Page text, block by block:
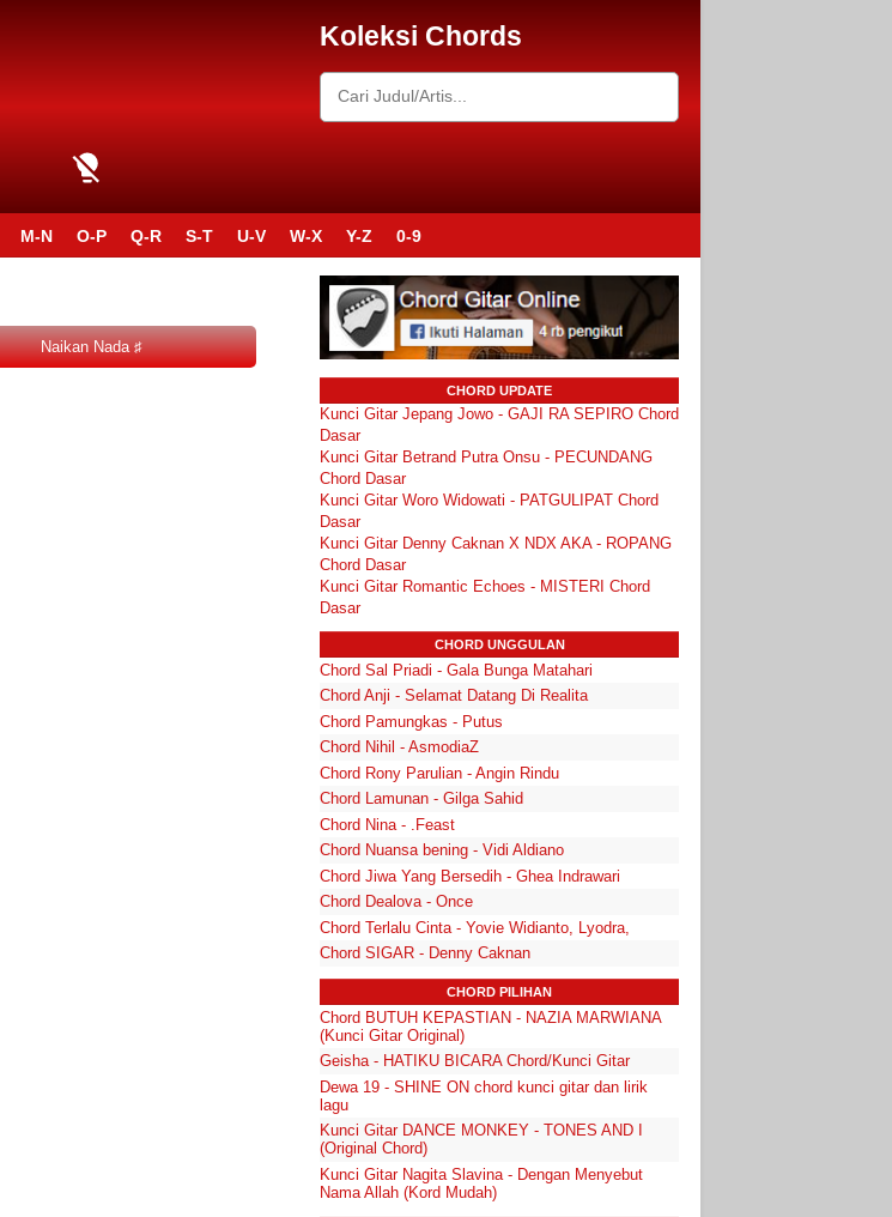
Koleksi Chords
M-N O-P Q-R S-T U-V W-X Y-Z 0-9
CHORD UPDATE
Kunci Gitar Jepang Jowo - GAJI RA SEPIRO Chord
Dasar
Kunci Gitar Betrand Putra Onsu - PECUNDANG
Chord Dasar
Kunci Gitar Woro Widowati - PATGULIPAT Chord
Dasar
Kunci Gitar Denny Caknan X NDX AKA - ROPANG
Chord Dasar
Kunci Gitar Romantic Echoes - MISTERI Chord
Dasar
CHORD UNGGULAN
Chord Sal Priadi - Gala Bunga Matahari
Chord Anji - Selamat Datang Di Realita
Chord Pamungkas - Putus
Chord Nihil - AsmodiaZ
Chord Rony Parulian - Angin Rindu
Chord Lamunan - Gilga Sahid
Chord Nina - .Feast
Chord Nuansa bening - Vidi Aldiano
Chord Jiwa Yang Bersedih - Ghea Indrawari
Chord Dealova - Once
Chord Terlalu Cinta - Yovie Widianto, Lyodra,
Chord SIGAR - Denny Caknan
CHORD PILIHAN
Chord BUTUH KEPASTIAN - NAZIA MARWIANA
(Kunci Gitar Original)
Geisha - HATIKU BICARA Chord/Kunci Gitar
Dewa 19 - SHINE ON chord kunci gitar dan lirik
lagu
Kunci Gitar DANCE MONKEY - TONES AND I
(Original Chord)
Kunci Gitar Nagita Slavina - Dengan Menyebut
Nama Allah (Kord Mudah)